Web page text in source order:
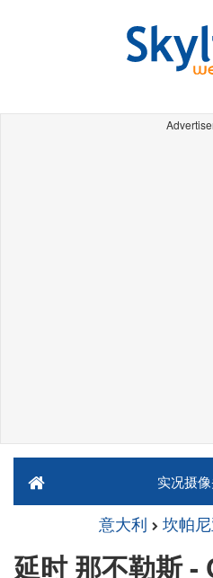
实况摄
意大利 坎帕
延时 那不勒斯 -